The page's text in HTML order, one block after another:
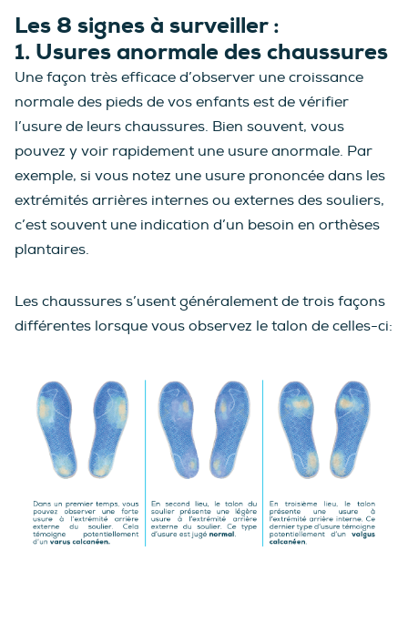
Les 8 signes à surveiller :
1. Usures anormale des chaussures
Une façon très efficace d’observer une croissance
normale des pieds de vos enfants est de vérifier
l’usure de leurs chaussures. Bien souvent, vous
pouvez y voir rapidement une usure anormale. Par
exemple, si vous notez une usure prononcée dans les
extrémités arrières internes ou externes des souliers,
c’est souvent une indication d’un besoin en orthèses
plantaires.
Les chaussures s’usent généralement de trois façons
différentes lorsque vous observez le talon de celles-ci: